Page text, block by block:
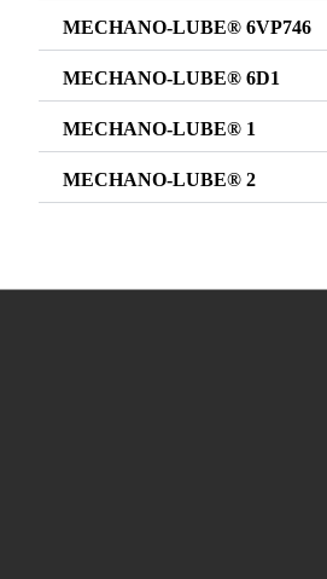
MECHANO-LUBE® 6VP746
MECHANO-LUBE® 6D1
MECHANO-LUBE® 1
MECHANO-LUBE® 2